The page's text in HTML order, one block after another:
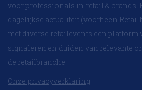
voor professionals in retail & brands.
dagelijkse actualiteit (voorheen
met diverse retailevents een platform
signaleren en duiden van relevante
de retailbranche.
Onze privacyverklaring